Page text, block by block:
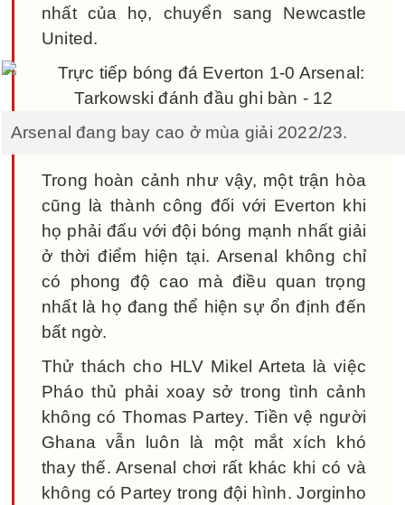
nhất của họ, chuyển sang Newcastle
United.
Arsenal đang bay cao ở mùa giải 2022/23.
Trong hoàn cảnh như vậy, một trận hòa
cũng là thành công đối với Everton khi
họ phải đấu với đội bóng mạnh nhất giải
ở thời điểm hiện tại. Arsenal không chỉ
có phong độ cao mà điều quan trọng
nhất là họ đang thể hiện sự ổn định đến
bất ngờ.
Thử thách cho HLV Mikel Arteta là việc
Pháo thủ phải xoay sở trong tình cảnh
không có Thomas Partey. Tiền vệ người
Ghana vẫn luôn là một mắt xích khó
thay thế. Arsenal chơi rất khác khi có và
không có Partey trong đội hình. Jorginho